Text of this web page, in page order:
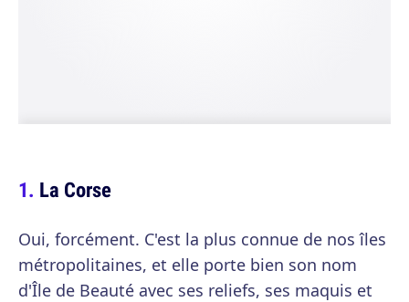
La Corse
Oui, forcément. C'est la plus connue de nos îles
métropolitaines, et elle porte bien son nom
d'Île de Beauté avec ses reliefs, ses maquis et